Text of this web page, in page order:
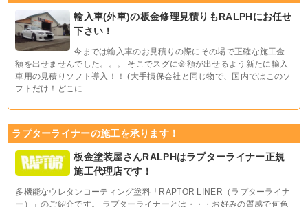
輸入車(外車)の板金修理見積りもRALPHにお任せ
下さい！
今までは輸入車のお見積りの際にその場で正確な施工金
額を出せませんでした。。。 そこでスグに金額が出せるよう新たに輸入
車用の見積りソフト導入！！ (大手損保会社と同じ物で、国内ではこのソ
フトだけ！どこに
ラプターライナーの施工を承ります！
板金塗装屋さんRALPHはラプターライナー正規
施工代理店です！
多機能なウレタンコーティング塗料「RAPTOR LINER（ラプターライナ
ー）」のご紹介です。 ラプターライナーとは・・・お好みの質感で何色